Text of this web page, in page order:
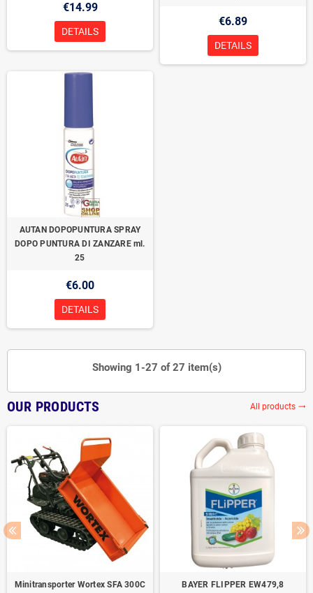
€14.99
DETAILS
€6.89
DETAILS
AUTAN DOPOPUNTURA SPRAY
DOPO PUNTURA DI ZANZARE ml.
25
€6.00
DETAILS
Showing 1-27 of 27 item(s)
OUR PRODUCTS All products trending_flat
Minitransporter Wortex SFA 300C
BAYER FLIPPER EW479,8